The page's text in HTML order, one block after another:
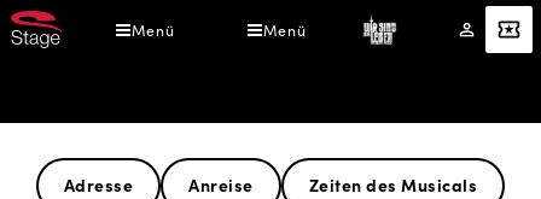
Direkt
zum
Menü Menü
Mein
Konto
Angebot
Adresse Anreise Zeiten des Musicals